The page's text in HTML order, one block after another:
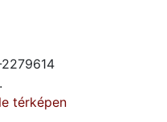
térképen